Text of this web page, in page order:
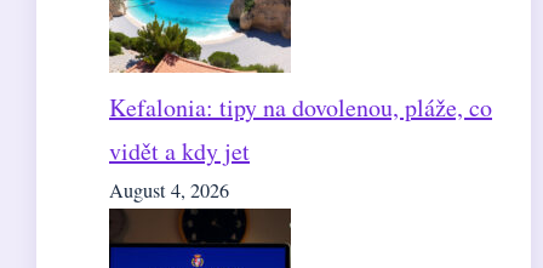
Kefalonia: tipy na dovolenou, pláže, co
vidět a kdy jet
August 4, 2026